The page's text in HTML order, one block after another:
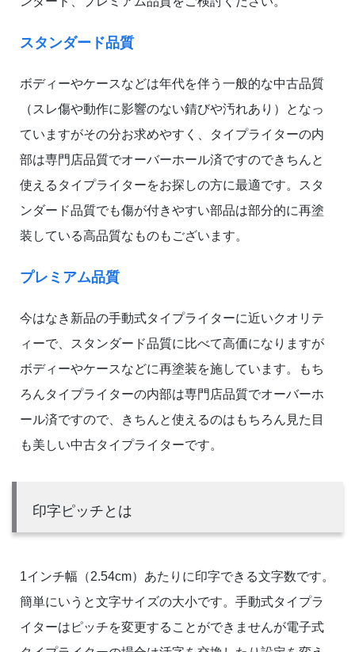
スタンダード品質
ボディーやケースなどは年代を伴う一般的な中古品質
（スレ傷や動作に影響のない錆びや汚れあり）となっ
ていますがその分お求めやすく、タイプライターの内
部は専門店品質でオーバーホール済ですのできちんと
使えるタイプライターをお探しの方に最適です。スタ
ンダード品質でも傷が付きやすい部品は部分的に再塗
装している高品質なものもございます。
プレミアム品質
今はなき新品の手動式タイプライターに近いクオリテ
ィーで、スタンダード品質に比べて高価になりますが
ボディーやケースなどに再塗装を施しています。もち
ろんタイプライターの内部は専門店品質でオーバーホ
ール済ですので、きちんと使えるのはもちろん見た目
も美しい中古タイプライターです。
印字ピッチとは
1インチ幅（2.54cm）あたりに印字できる文字数です。
簡単にいうと文字サイズの大小です。手動式タイプラ
イターはピッチを変更することができませんが電子式